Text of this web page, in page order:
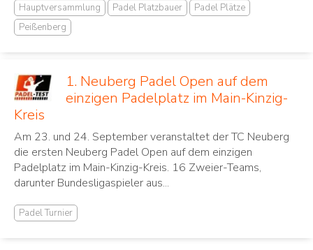
Hauptversammlung Padel Platzbauer
Padel Plätze
Peißenberg
1. Neuberg Padel Open auf dem
einzigen Padelplatz im Main-Kinzig-
Kreis
Am 23. und 24. September veranstaltet der TC Neuberg
die ersten Neuberg Padel Open auf dem einzigen
Padelplatz im Main-Kinzig-Kreis. 16 Zweier-Teams,
darunter Bundesligaspieler aus...
Padel Turnier